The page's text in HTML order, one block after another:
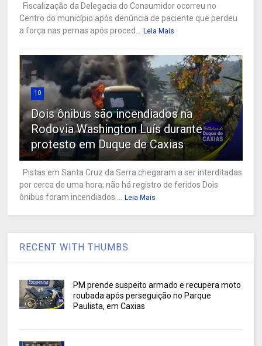
Fiscalização da Delegacia do Consumidor ocorreu no
Centro do município após denúncia de paciente que perdeu
a força nas pernas após proced...
Leia Mais
10
Dois ônibus são incendiados na
Rodovia Washington Luís durante
protesto em Duque de Caxias
Pistas em Santa Cruz da Serra chegaram a ser interditadas
por cerca de uma hora; não há registro de feridos Dois
ônibus foram incendiados ...
Leia Mais
RECENT WITH THUMBS
PM prende suspeito armado e recupera moto
roubada após perseguição no Parque
Paulista, em Caxias